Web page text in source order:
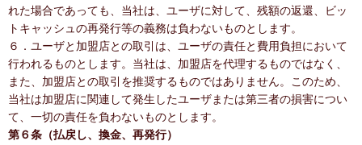
れた場合であっても、当社は、ユーザに対して、残額の返還、ビッ
トキャッシュの再発行等の義務は負わないものとします。
６．ユーザと加盟店との取引は、ユーザの責任と費用負担において
行われるものとします。当社は、加盟店を代理するものではなく、
また、加盟店との取引を推奨するものではありません。このため、
当社は加盟店に関連して発生したユーザまたは第三者の損害につい
て、一切の責任を負わないものとします。
第６条（払戻し、換金、再発行）